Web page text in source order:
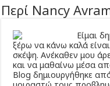
Περί Nancy
Είμαι
ξέρω να κάνω καλά
σκέψη. Ανέκαθεν μου
και να μαθαίνω μέσα
Βlog δημιουργήθηκε